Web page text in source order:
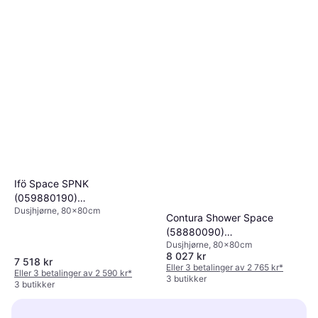
Ifö Space SPNK
(059880190)
800x800x2000mm
Dusjhjørne, 80x80cm
7 518 kr
Eller 3 betalinger av 2 590 kr*
3 butikker
Contura Shower Space
(58880090)
800x800x2000mm
Dusjhjørne, 80x80cm
8 027 kr
Eller 3 betalinger av 2 765 kr*
3 butikker